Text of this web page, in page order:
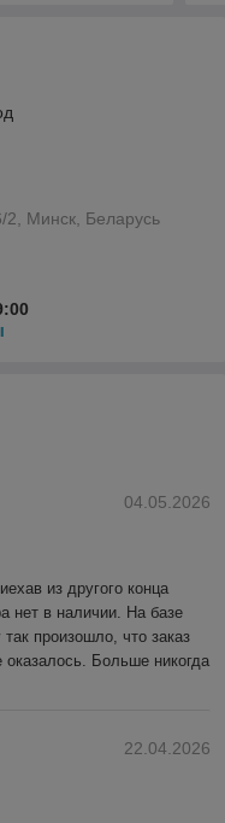
2, Минск, Беларусь
04.05.2026
из другого конца
нет в наличии. На базе
произошло, что заказ
Больше никогда
22.04.2026